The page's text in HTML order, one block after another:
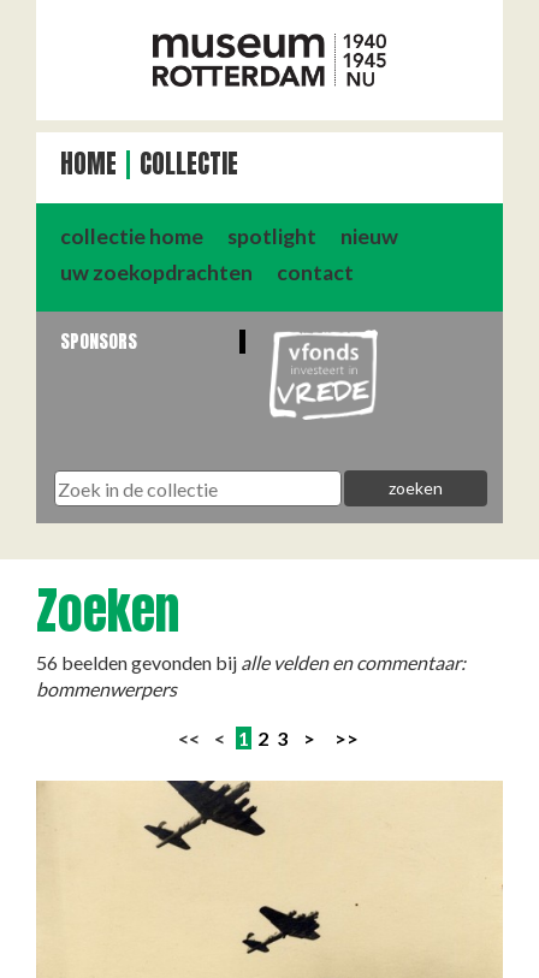
HOME COLLECTIE
collectie home spotlight
nieuw
uw zoekopdrachten
contact
SPONSORS
Zoeken
56 beelden gevonden bij alle velden en commentaar:
bommenwerpers
<< < 1 2 3 > >>